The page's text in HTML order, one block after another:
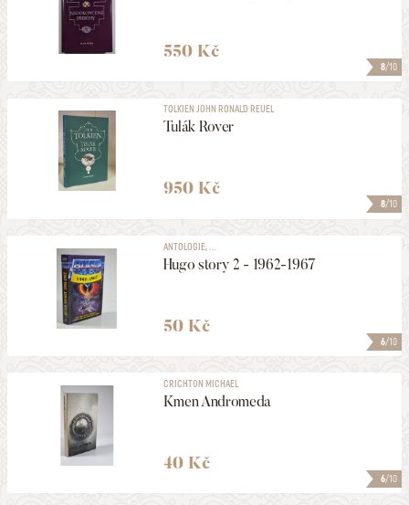
8/10
550 Kč
8/10
TOLKIEN JOHN RONALD REUEL
Tulák Rover
950 Kč
6/10
ANTOLOGIE, ...
Hugo story 2 - 1962-1967
50 Kč
6/10
CRICHTON MICHAEL
Kmen Andromeda
40 Kč